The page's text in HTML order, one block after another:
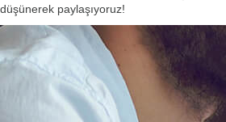
düşünerek paylaşıyoruz!